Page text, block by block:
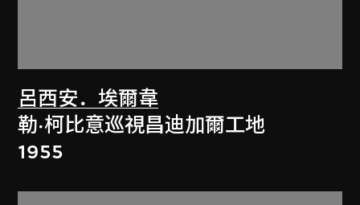
呂西安．埃爾韋
勒·柯比意巡視昌迪加爾工地
1955